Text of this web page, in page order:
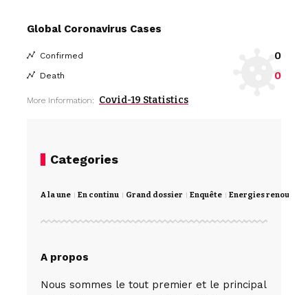
Global Coronavirus Cases
Confirmed 0
Death 0
More Information: Covid-19 Statistics
Categories
A la une En continu Grand dossier Enquête Energies
A propos
Nous sommes le tout premier et le principal